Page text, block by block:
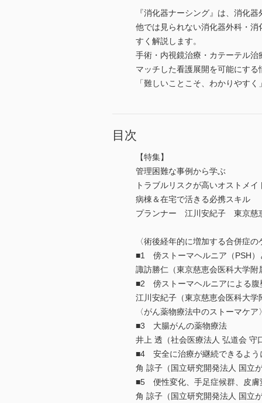
『消化器ナーシング』は、消化
他では見られない消化器外科・
すく解説します。
手術・内視鏡治療・カテーテル
マッチした看護展開を可能にす
「難しいことこそ、わかりやす
目次
【特集】
管理困難な事例から学ぶ
トラブルリスクが高いオストメ
病棟＆在宅で活きる必携スキル
プランナー 江川安紀子 東京慈
〈術後経年的に増加する合併症の
■1 傍ストーマヘルニア（PSH）
諏訪勝仁（東京慈恵会医科大学附
■2 傍ストーマヘルニアによる腹
江川安紀子（東京慈恵会医科大学
〈がん薬物療法中のストーマケア
■3 大腸がんの薬物療法
井上 透（社会医療法人 弘道会 守
■4 安全に治療が継続できるよう
角 諒子（国立研究開発法人 国立
■5 便性変化、手足症候群、皮膚
角 諒子（国立研究開発法人 国立